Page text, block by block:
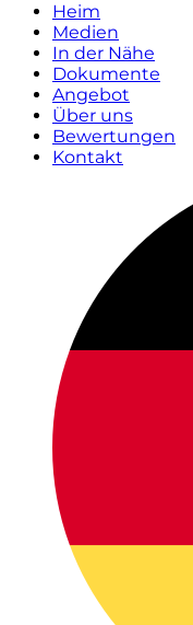
Heim
Medien
In der Nähe
Dokumente
Angebot
Über uns
Bewertungen
Kontakt